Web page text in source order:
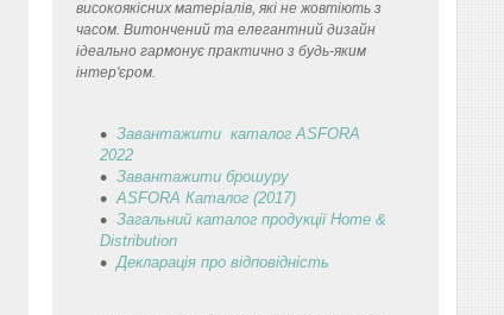
високоякісних матеріалів, які не жовтіють з
часом. Витончений та елегантний дизайн
ідеально гармонує практично з будь-яким
інтер'єром.
Завантажити каталог ASFORA
2022
Завантажити брошуру
ASFORA Каталог (2017)
Загальний каталог продукції Home &
Distribution
Деклараціяпро відповідність